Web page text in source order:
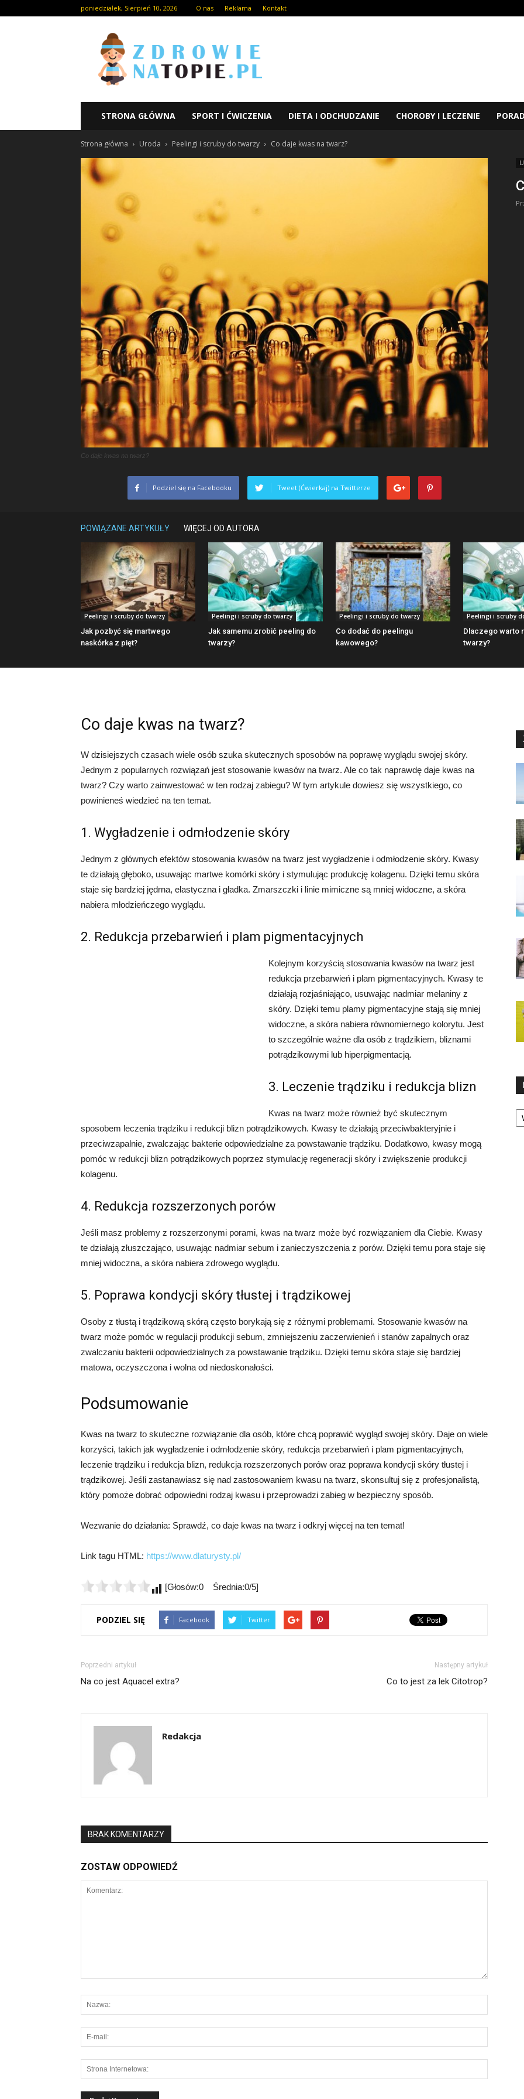
poniedziałek, Sierpień 10, 2026 O nas Reklama Kontakt
STRONA GŁÓWNA SPORT I ĆWICZENIA DIETA I ODCHUDZANIE CHOROBY I LECZENIE
Strona główna Uroda Peelingi i scruby do twarzy Co daje kwas na twarz?
Co daje kwas na twarz?
Podziel się na Facebooku Tweet (Ćwierkaj) na Twitterze
POWIĄZANE ARTYKUŁY WIĘCEJ OD AUTORA
Peelingi i scruby do twarzy
Jak pozbyć się martwego
naskórka z pięt?
Peelingi i scruby do twarzy
Jak samemu zrobić peeling do
twarzy?
Peelingi i scruby do twarzy
Co dodać do peelingu
kawowego?
Peelingi i scruby
Dlaczego warto
twarzy?
Co daje kwas na twarz?
W dzisiejszych czasach wiele osób szuka skutecznych sposobów na poprawę wyglądu swojej skóry.
Jednym z popularnych rozwiązań jest stosowanie kwasów na twarz. Ale co tak naprawdę daje kwas na
twarz? Czy warto zainwestować w ten rodzaj zabiegu? W tym artykule dowiesz się wszystkiego, co
powinieneś wiedzieć na ten temat.
1. Wygładzenie i odmłodzenie skóry
Jednym z głównych efektów stosowania kwasów na twarz jest wygładzenie i odmłodzenie skóry. Kwasy
te działają głęboko, usuwając martwe komórki skóry i stymulując produkcję kolagenu. Dzięki temu skóra
staje się bardziej jędrna, elastyczna i gładka. Zmarszczki i linie mimiczne są mniej widoczne, a skóra
nabiera młodzieńczego wyglądu.
2. Redukcja przebarwień i plam pigmentacyjnych
Kolejnym korzyścią stosowania kwasów na twarz jest
redukcja przebarwień i plam pigmentacyjnych. Kwasy te
działają rozjaśniająco, usuwając nadmiar melaniny z
skóry. Dzięki temu plamy pigmentacyjne stają się mniej
widoczne, a skóra nabiera równomiernego kolorytu. Jest
to szczególnie ważne dla osób z trądzikiem, bliznami
potrądzikowymi lub hiperpigmentacją.
3. Leczenie trądziku i redukcja blizn
Kwas na twarz może również być skutecznym
sposobem leczenia trądziku i redukcji blizn potrądzikowych. Kwasy te działają przeciwbakteryjnie i
przeciwzapalnie, zwalczając bakterie odpowiedzialne za powstawanie trądziku. Dodatkowo, kwasy mogą
pomóc w redukcji blizn potrądzikowych poprzez stymulację regeneracji skóry i zwiększenie produkcji
kolagenu.
4. Redukcja rozszerzonych porów
Jeśli masz problemy z rozszerzonymi porami, kwas na twarz może być rozwiązaniem dla Ciebie. Kwasy
te działają złuszczająco, usuwając nadmiar sebum i zanieczyszczenia z porów. Dzięki temu pora staje się
mniej widoczna, a skóra nabiera zdrowego wyglądu.
5. Poprawa kondycji skóry tłustej i trądzikowej
Osoby z tłustą i trądzikową skórą często borykają się z różnymi problemami. Stosowanie kwasów na
twarz może pomóc w regulacji produkcji sebum, zmniejszeniu zaczerwienień i stanów zapalnych oraz
zwalczaniu bakterii odpowiedzialnych za powstawanie trądziku. Dzięki temu skóra staje się bardziej
matowa, oczyszczona i wolna od niedoskonałości.
Podsumowanie
Kwas na twarz to skuteczne rozwiązanie dla osób, które chcą poprawić wygląd swojej skóry. Daje on wiele
korzyści, takich jak wygładzenie i odmłodzenie skóry, redukcja przebarwień i plam pigmentacyjnych,
leczenie trądziku i redukcja blizn, redukcja rozszerzonych porów oraz poprawa kondycji skóry tłustej i
trądzikowej. Jeśli zastanawiasz się nad zastosowaniem kwasu na twarz, skonsultuj się z profesjonalistą,
który pomoże dobrać odpowiedni rodzaj kwasu i przeprowadzi zabieg w bezpieczny sposób.
Wezwanie do działania: Sprawdź, co daje kwas na twarz i odkryj więcej na ten temat!
Link tagu HTML: https://www.dlaturysty.pl/
[Głosów:0 Średnia:0/5]
PODZIEL SIĘ Facebook Twitter
Poprzedni artykuł
Na co jest Aquacel extra?
Następny artykuł
Co to jest za lek Citotrop?
Redakcja
BRAK KOMENTARZY
ZOSTAW ODPOWIEDŹ